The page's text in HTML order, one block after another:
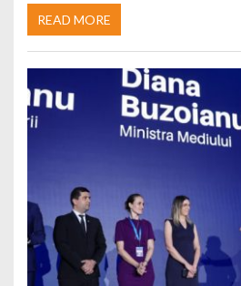
READ MORE